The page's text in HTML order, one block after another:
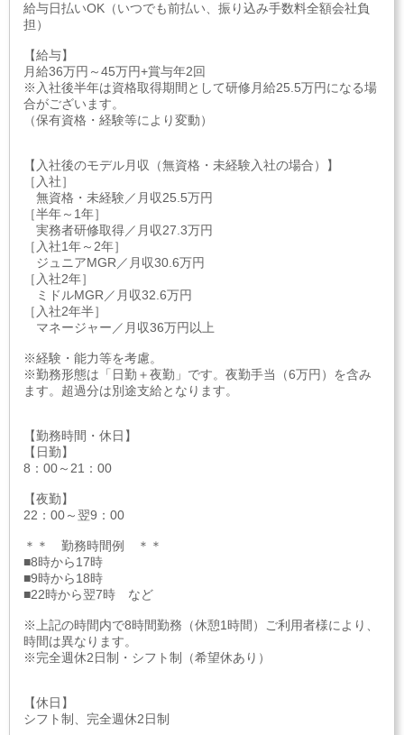
給与日払いOK（いつでも前払い、振り込み手数料全額会社負
担）
【給与】
月給36万円～45万円+賞与年2回
※入社後半年は資格取得期間として研修月給25.5万円になる場
合がございます。
（保有資格・経験等により変動）
【入社後のモデル月収（無資格・未経験入社の場合）】
［入社］
無資格・未経験／月収25.5万円
［半年～1年］
実務者研修取得／月収27.3万円
［入社1年～2年］
ジュニアMGR／月収30.6万円
［入社2年］
ミドルMGR／月収32.6万円
［入社2年半］
マネージャー／月収36万円以上
※経験・能力等を考慮。
※勤務形態は「日勤＋夜勤」です。夜勤手当（6万円）を含み
ます。超過分は別途支給となります。
【勤務時間・休日】
【日勤】
8：00～21：00
【夜勤】
22：00～翌9：00
＊＊ 勤務時間例 ＊＊
■8時から17時
■9時から18時
■22時から翌7時 など
※上記の時間内で8時間勤務（休憩1時間）ご利用者様により、
時間は異なります。
※完全週休2日制・シフト制（希望休あり）
【休日】
シフト制、完全週休2日制